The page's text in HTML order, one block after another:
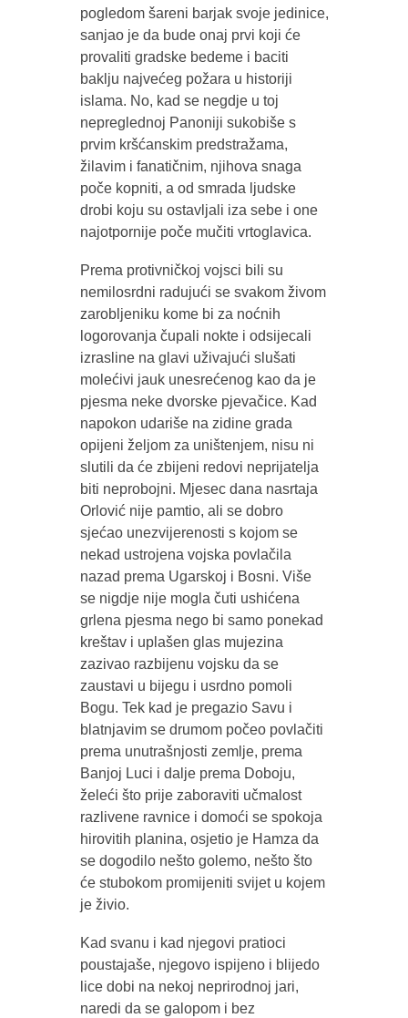
pogledom šareni barjak svoje jedinice,
sanjao je da bude onaj prvi koji će
provaliti gradske bedeme i baciti
baklju najvećeg požara u historiji
islama. No, kad se negdje u toj
nepreglednoj Panoniji sukobiše s
prvim kršćanskim predstražama,
žilavim i fanatičnim, njihova snaga
poče kopniti, a od smrada ljudske
drobi koju su ostavljali iza sebe i one
najotpornije poče mučiti vrtoglavica.
Prema protivničkoj vojsci bili su
nemilosrdni radujući se svakom živom
zarobljeniku kome bi za noćnih
logorovanja čupali nokte i odsijecali
izrasline na glavi uživajući slušati
molećivi jauk unesrećenog kao da je
pjesma neke dvorske pjevačice. Kad
napokon udariše na zidine grada
opijeni željom za uništenjem, nisu ni
slutili da će zbijeni redovi neprijatelja
biti neprobojni. Mjesec dana nasrtaja
Orlović nije pamtio, ali se dobro
sjećao unezvijerenosti s kojom se
nekad ustrojena vojska povlačila
nazad prema Ugarskoj i Bosni. Više
se nigdje nije mogla čuti ushićena
grlena pjesma nego bi samo ponekad
kreštav i uplašen glas mujezina
zazivao razbijenu vojsku da se
zaustavi u bijegu i usrdno pomoli
Bogu. Tek kad je pregazio Savu i
blatnjavim se drumom počeo povlačiti
prema unutrašnjosti zemlje, prema
Banjoj Luci i dalje prema Doboju,
želeći što prije zaboraviti učmalost
razlivene ravnice i domoći se spokoja
hirovitih planina, osjetio je Hamza da
se dogodilo nešto golemo, nešto što
će stubokom promijeniti svijet u kojem
je živio.
Kad svanu i kad njegovi pratioci
poustajaše, njegovo ispijeno i blijedo
lice dobi na nekoj neprirodnoj jari,
naredi da se galopom i bez